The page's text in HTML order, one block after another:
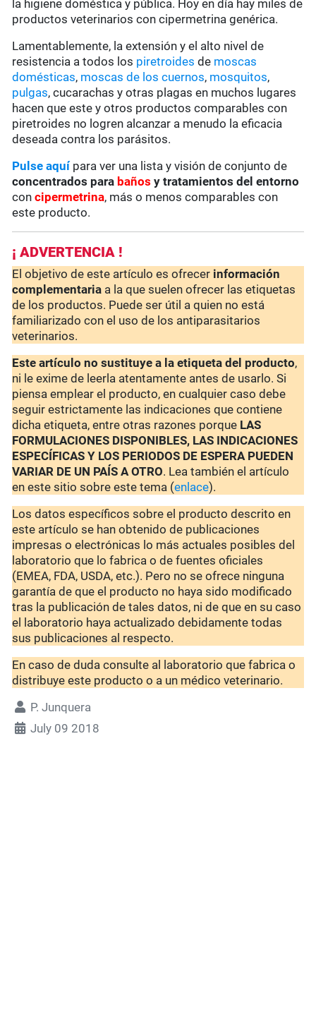
la higiene doméstica y pública. Hoy en día hay miles de
productos veterinarios con cipermetrina genérica.
Lamentablemente, la extensión y el alto nivel de
resistencia a todos los piretroides de moscas
domésticas, moscas de los cuernos, mosquitos,
pulgas, cucarachas y otras plagas en muchos lugares
hacen que este y otros productos comparables con
piretroides no logren alcanzar a menudo la eficacia
deseada contra los parásitos.
Pulse aquí para ver una lista y visión de conjunto de
concentrados para baños y tratamientos del entorno
concipermetrina, más o menos comparables con
este producto.
¡ ADVERTENCIA !
El objetivo de este artículo es ofrecer información
complementaria a la que suelen ofrecer las etiquetas
de los productos. Puede ser útil a quien no está
familiarizado con el uso de los antiparasitarios
veterinarios.
Este artículo no sustituye a la etiqueta del producto,
ni le exime de leerla atentamente antes de usarlo. Si
piensa emplear el producto, en cualquier caso debe
seguir estrictamente las indicaciones que contiene
dicha etiqueta, entre otras razones porque LAS
FORMULACIONES DISPONIBLES, LAS INDICACIONES
ESPECÍFICAS Y LOS PERIODOS DE ESPERA PUEDEN
VARIAR DE UN PAÍS A OTRO. Lea también el artículo
en este sitio sobre este tema (enlace).
Los datos específicos sobre el producto descrito en
este artículo se han obtenido de publicaciones
impresas o electrónicas lo más actuales posibles del
laboratorio que lo fabrica o de fuentes oficiales
(EMEA, FDA, USDA, etc.). Pero no se ofrece ninguna
garantía de que el producto no haya sido modificado
tras la publicación de tales datos, ni de que en su caso
el laboratorio haya actualizado debidamente todas
sus publicaciones al respecto.
En caso de duda consulte al laboratorio que fabrica o
distribuye este producto o a un médico veterinario.
P. Junquera
July 09 2018